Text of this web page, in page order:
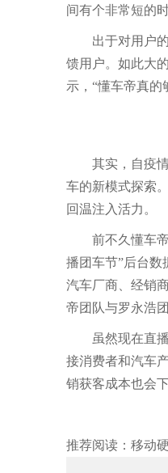
间有个非常短的
出于对用户的
馈用户。如此大
示，“懂车帝真的
其实，自疫情
车的新模式探索
回温注入活力。
前不久懂车帝
播团车节”后台数
汽车厂商、经销
帝团队与罗永浩
虽然现在直播
接消费者和汽车
销获客成本也会
推荐阅读： 移动